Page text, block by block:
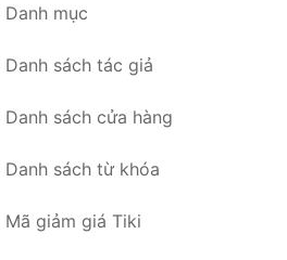
Danh mục
Danh sách tác giả
Danh sách cửa hàng
Danh sách từ khóa
Mã giảm giá Tiki